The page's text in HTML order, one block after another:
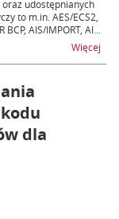
oraz udostępnianych
to m.in. AES/ECS2,
AIS/IMPORT, AI...
Więcej
dla